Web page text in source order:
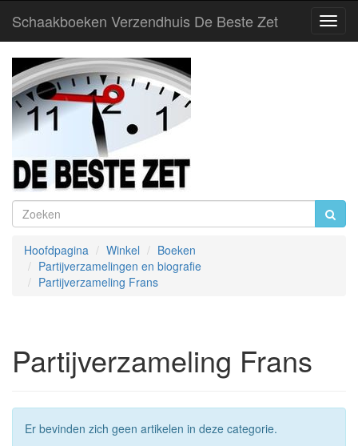
Schaakboeken Verzendhuis De Beste Zet
Hoofdpagina Winkel
Boeken
Partijverzamelingen en biografie
Partijverzameling Frans
Partijverzameling Frans
Er bevinden zich geen artikelen in deze categorie.